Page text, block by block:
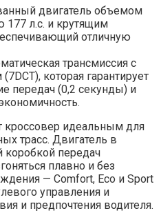
двигатель объемом
177 л.с. и крутящим
отличную
трансмиссия с
которая гарантирует
передач (0,2 секунды) и
кроссовер идеальным для
трасс. Двигатель в
коробкой передач
плавно и без
— Comfort, Eco и Sport
управления и
и предпочтения водителя.